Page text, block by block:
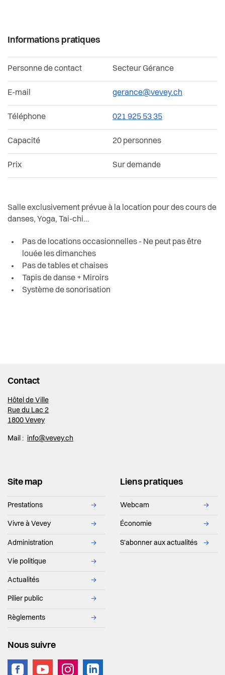
Informations pratiques
Personne de contact Secteur Gérance
E-mail gerance@vevey.ch
Téléphone 021 925 53 35
Capacité 20 personnes
Prix Sur demande
Salle exclusivement prévue à la location pour des cours de
danses, Yoga, Tai-chi…
Pas de locations occasionnelles - Ne peut pas être
louée les dimanches
Pas de tables et chaises
Tapis de danse + Miroirs
Système de sonorisation
Contact
Hôtel de Ville
Rue du Lac 2
1800 Vevey
Mail : info@vevey.ch
Site map
Prestations →
Vivre à Vevey →
Administration →
Vie politique →
Actualités →
Pilier public →
Règlements →
Liens pratiques
Webcam →
Économie →
S'abonner aux actualités →
Nous suivre